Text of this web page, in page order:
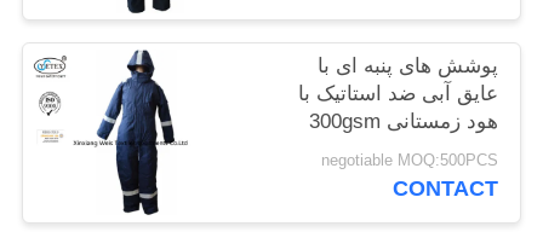
پوشش های پنبه ای با
عایق آبی ضد استاتیک با
هود زمستانی 300gsm
negotiable MOQ:500PCS
CONTACT